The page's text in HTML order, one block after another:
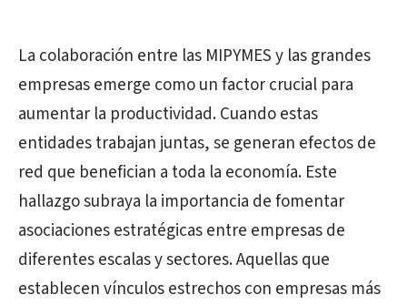
La colaboración entre las MIPYMES y las grandes
empresas emerge como un factor crucial para
aumentar la productividad. Cuando estas
entidades trabajan juntas, se generan efectos de
red que benefician a toda la economía. Este
hallazgo subraya la importancia de fomentar
asociaciones estratégicas entre empresas de
diferentes escalas y sectores. Aquellas que
establecen vínculos estrechos con empresas más